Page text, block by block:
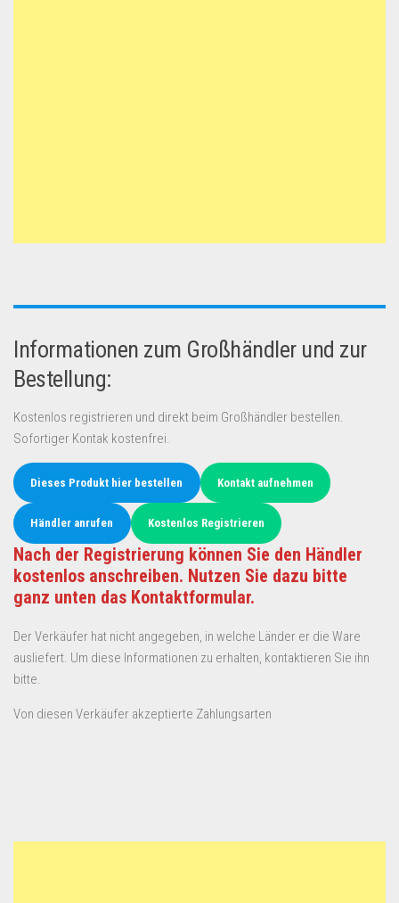
Informationen zum Großhändler und zur
Bestellung:
Kostenlos registrieren und direkt beim Großhändler bestellen.
Sofortiger Kontak kostenfrei.
Dieses Produkt hier bestellen Kontakt aufnehmen
Händler anrufen Kostenlos Registrieren
Nach der Registrierung können Sie den Händler
kostenlos anschreiben. Nutzen Sie dazu bitte
ganz unten das Kontaktformular.
Der Verkäufer hat nicht angegeben, in welche Länder er die Ware
ausliefert. Um diese Informationen zu erhalten, kontaktieren Sie ihn
bitte.
Von diesen Verkäufer akzeptierte Zahlungsarten